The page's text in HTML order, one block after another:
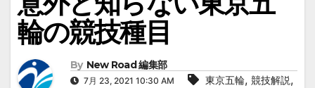
輪の競技種目
By New Road 編集部
7月 23, 2021 10:30 AM 東京五輪, 競技解説,